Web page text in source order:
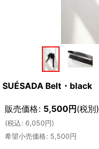
SUÉSADA Belt・black
販売価格: 5,500円(税別)
(税込: 6,050円)
希望小売価格: 5,500円